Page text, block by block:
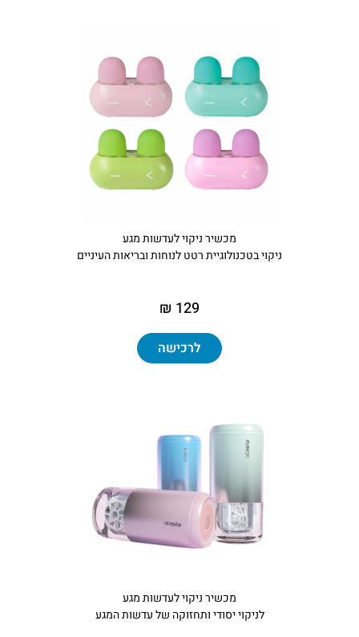
מכשיר ניקוי לעדשות מגע
ניקוי בטכנולוגיית רטט לנוחות ובריאות העיניים
129 ₪
לרכישה
מכשיר ניקוי לעדשות מגע
לניקוי יסודי ותחזוקה של עדשות המגע